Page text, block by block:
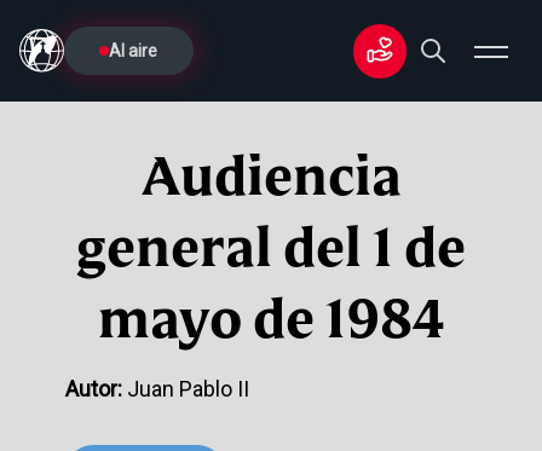
Al aire
Audiencia
general del 1 de
mayo de 1984
Autor: Juan Pablo II